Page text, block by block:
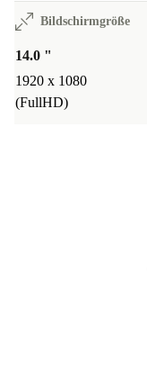
Bildschirmgröße
14.0 "
1920 x 1080
(FullHD)